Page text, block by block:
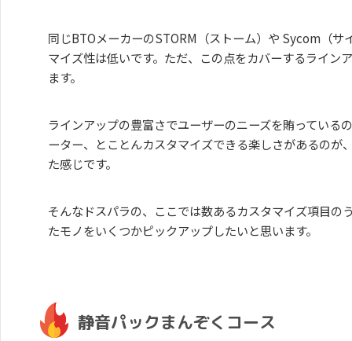
同じBTOメーカーのSTORM（ストーム）や Sycom（サ
マイズ性は低いです。ただ、この点をカバーするライン
ます。
ラインアップの豊富さでユーザーのニーズを賄っている
ーター、とことんカスタマイズできる楽しさがあるのが
た感じです。
そんなドスパラの、ここでは数あるカスタマイズ項目の
たモノをいくつかピックアップしたいと思います。
静音パックまんぞくコース